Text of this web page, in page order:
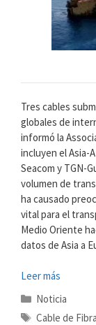
Tres cables
globales de
informó la
incluyen el Asia-
Seacom y TGN-
volumen de
ha causado
vital para el
Medio Oriente
datos de Asia a
Leer más
Categorías
Noticia
Etiquetas
Cable de